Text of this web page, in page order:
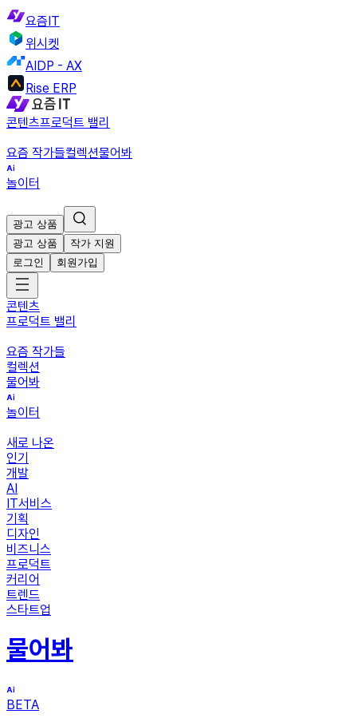
요즘IT
위시켓
AIDP - AX
Rise ERP
콘텐츠프로덕트 밸리
요즘 작가들컬렉션물어봐
놀이터
광고 상품
광고 상품
작가 지원
로그인
회원가입
콘텐츠
프로덕트 밸리
요즘 작가들
컬렉션
물어봐
놀이터
새로 나온
인기
개발
AI
IT서비스
기획
디자인
비즈니스
프로덕트
커리어
트렌드
스타트업
물어봐
BETA